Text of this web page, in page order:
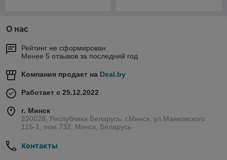
О нас
Рейтинг не сформирован
Менее 5 отзывов за последний год
Компания продает на Deal.by
Работает с 25.12.2022
г. Минск
220028, Республика Беларусь, г.Минск, ул.Маяковского
115-1, пом.732, Минск, Беларусь
Контакты